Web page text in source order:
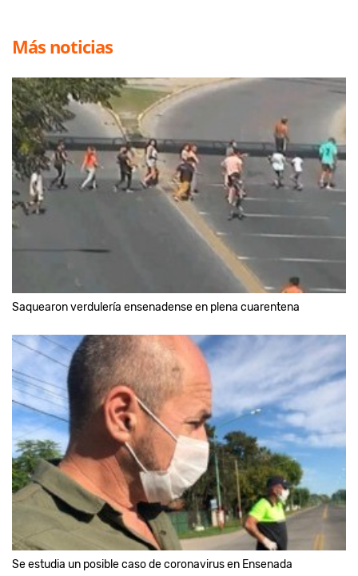
Más noticias
Saquearon verdulería ensenadense en plena cuarentena
Se estudia un posible caso de coronavirus en Ensenada